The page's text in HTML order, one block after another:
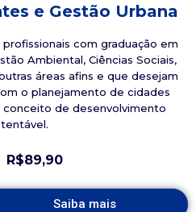
e Gestão Urbana
com graduação em
Ambiental, Ciências Sociais,
áreas afins e que desejam
o planejamento de cidades
de desenvolvimento
R$89,90
Saiba mais